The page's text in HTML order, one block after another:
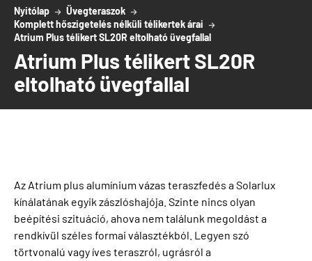
Nyitólap
Üvegteraszok
Komplett hőszigetelés nélküli télikertek árai
Atrium Plus télikert SL20R eltolható üvegfallal
Atrium Plus télikert SL20R
eltolható üvegfallal
Az Atrium plus alumínium vázas teraszfedés a Solarlux
kínálatának egyik zászlóshajója. Szinte nincs olyan
beépítési szituáció, ahova nem találunk megoldást a
rendkívül széles formai választékból. Legyen szó
törtvonalú vagy íves teraszról, ugrásról a